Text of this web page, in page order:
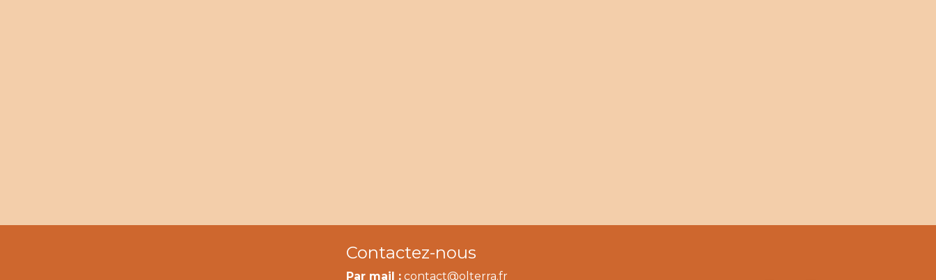
Contactez-nous
Par mail : contact@olterra.fr